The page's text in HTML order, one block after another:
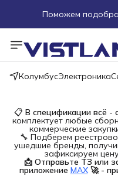
Поможем
Пуско-
Пришлите
КолумбусЭлектроника
📋 В спецификации всё -
комплектует любые
коммерческие
🔧 Подберем
ушедшие бренды,
зафиксируем
📩 Отправьте ТЗ или
приложение MAX 🚀 -